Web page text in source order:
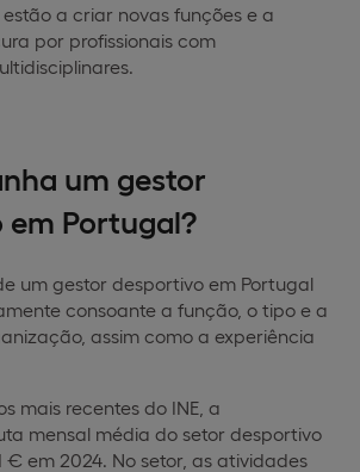
a criar novas funções e a
por profissionais com
um gestor
Portugal?
um gestor desportivo em Portugal
consoante a função, o tipo e a
assim como a experiência
mais recentes do INE, a
mensal média do setor desportivo
€ em 2024. No setor, as atividades